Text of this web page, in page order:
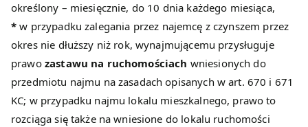
określony – miesięcznie, do 10 dnia każdego miesiąca,
* w przypadku zalegania przez najemcę z czynszem przez
okres nie dłuższy niż rok, wynajmującemu przysługuje
prawo zastawu na ruchomościach wniesionych do
przedmiotu najmu na zasadach opisanych w art. 670 i 671
KC; w przypadku najmu lokalu mieszkalnego, prawo to
rozciąga się także na wniesione do lokalu ruchomości